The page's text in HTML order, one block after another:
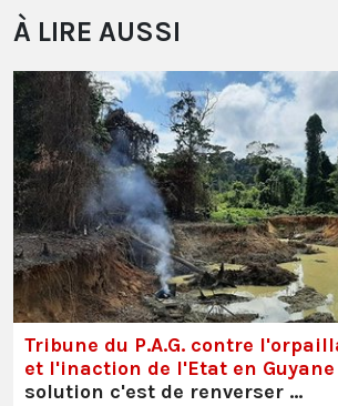
À LIRE AUSSI
Tribune du P.A.G. contre
et l'inaction de l'Etat en Guyane
solution c'est de renverser …